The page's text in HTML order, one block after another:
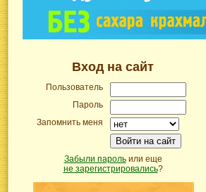
Вход на сайт
Пользователь
Пароль
Запомнить меня
Войти на сайт
Забыли парольили еще
не зарегистрировались?